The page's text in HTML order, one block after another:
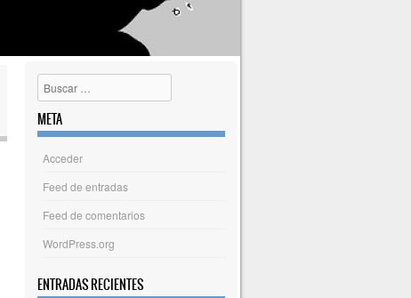
Buscar
META
Acceder
Feed de entradas
Feed de comentarios
WordPress.org
ENTRADAS RECIENTES